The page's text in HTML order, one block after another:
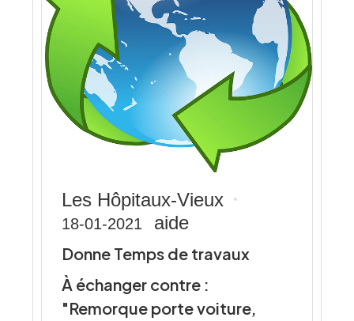
Les Hôpitaux-Vieux
18-01-2021 aide
Donne Temps de travaux
À échanger contre :
"Remorque porte voiture,